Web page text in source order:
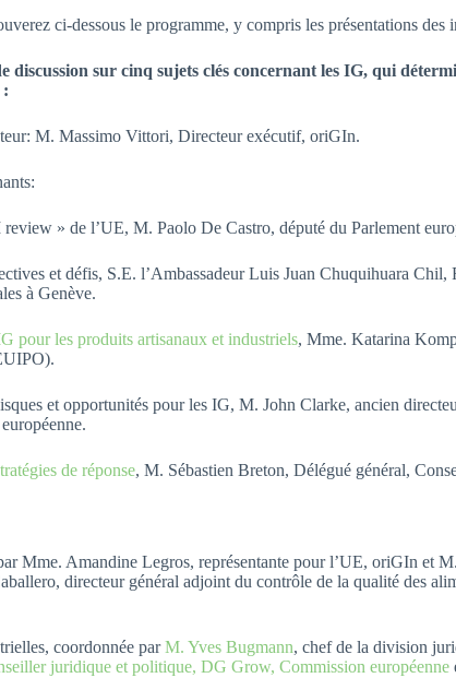
ci-dessous le programme, y compris les présentations des
discussion sur cinq sujets clés concernant les IG, qui
:
M. Massimo Vittori, Directeur exécutif, oriGIn.
» de l’UE, M. Paolo De Castro, député du Parlement
et défis, S.E. l’Ambassadeur Luis Juan Chuquihuara Chil,
à Genève.
pour les produits artisanaux et industriels, Mme. Katarina
et opportunités pour les IG, M. John Clarke, ancien
de réponse, M. Sébastien Breton, Délégué général,
Mme. Amandine Legros, représentante pour l’UE, oriGIn et
directeur général adjoint du contrôle de la qualité des
coordonnée parM. Yves Bugmann, chef de la division
juridique et politique, DG Grow, Commission européenne